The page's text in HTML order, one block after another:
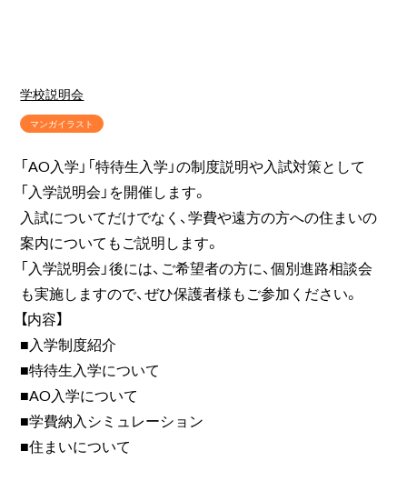
学校説明会
マンガイラスト
「AO入学」「特待生入学」の制度説明や入試対策として
「入学説明会」を開催します。
入試についてだけでなく、学費や遠方の方への住まいの
案内についてもご説明します。
「入学説明会」後には、ご希望者の方に、個別進路相談会
も実施しますので、ぜひ保護者様もご参加ください。
【内容】
■入学制度紹介
■特待生入学について
■AO入学について
■学費納入シミュレーション
■住まいについて